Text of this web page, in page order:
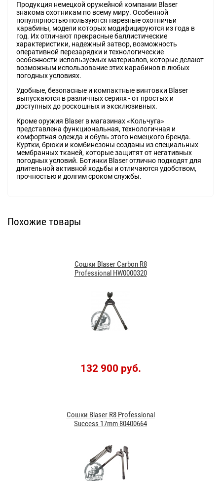
Продукция немецкой оружейной компании Blaser
знакома охотникам по всему миру. Особенной
популярностью пользуются нарезные охотничьи
карабины, модели которых модифицируются из года в
год. Их отличают прекрасные баллистические
характеристики, надежный затвор, возможность
оперативной перезарядки и технологические
особенности используемых материалов, которые делают
возможным использование этих карабинов в любых
погодных условиях.
Удобные, безопасные и компактные винтовки Blaser
выпускаются в различных сериях - от простых и
доступных до роскошных и эксклюзивных.
Кроме оружия Blaser в магазинах «Кольчуга»
представлена функциональная, технологичная и
комфортная одежда и обувь этого немецкого бренда.
Куртки, брюки и комбинезоны созданы из специальных
мембранных тканей, которые защитят от негативных
погодных условий. Ботинки Blaser отлично подходят для
длительной активной ходьбы и отличаются удобством,
прочностью и долгим сроком службы.
Похожие товары
Сошки Blaser Carbon R8
Professional HW0000320
132 900 руб.
Сошки Blaser R8 Professional
Success 17mm 80400664